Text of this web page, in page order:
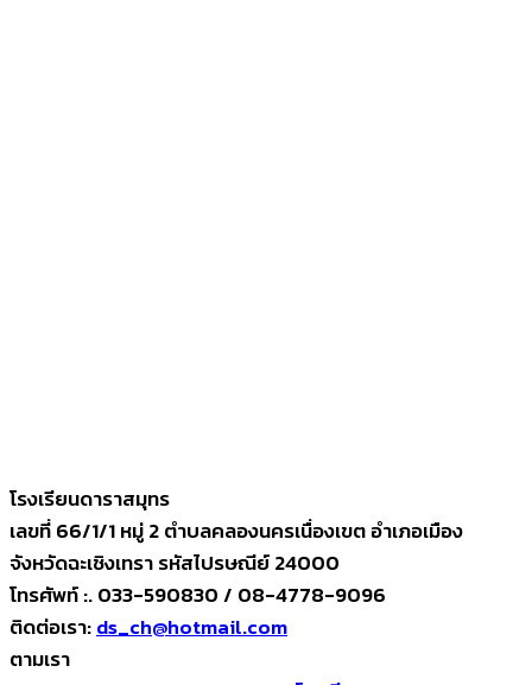
โรงเรียนดาราสมุทร
เลขที่ 66/1/1 หมู่ 2 ตำบลคลองนครเนื่องเขต อำเภอเมือง
จังหวัดฉะเชิงเทรา รหัสไปรษณีย์ 24000
โทรศัพท์ :. 033-590830 / 08-4778-9096
ติดต่อเรา:ds_ch@hotmail.com
ตามเรา